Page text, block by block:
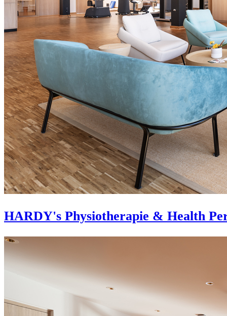
HARDY's Physiotherapie & Health